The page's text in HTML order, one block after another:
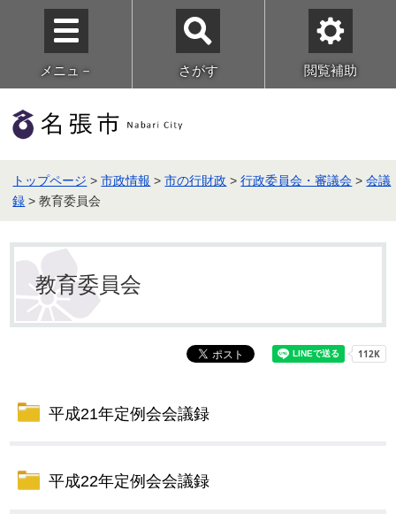
メニュ－ さがす 閲覧補助
トップページ >市政情報 >市の行財政 >行政委員会・審議会 >会議
録 > 教育委員会
教育委員会
平成21年定例会会議録
平成22年定例会会議録